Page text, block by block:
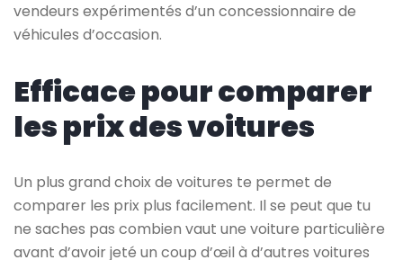
vendeurs expérimentés d’un concessionnaire de
véhicules d’occasion.
Efficace pour comparer
les prix des voitures
Un plus grand choix de voitures te permet de
comparer les prix plus facilement. Il se peut que tu
ne saches pas combien vaut une voiture particulière
avant d’avoir jeté un coup d’œil à d’autres voitures